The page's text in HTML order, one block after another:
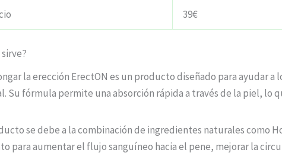
39€
la erección ErectON es un producto diseñado para ayudar
Su fórmula permite una absorción rápida a través de la piel, lo
se debe a la combinación de ingredientes naturales como
para aumentar el flujo sanguíneo hacia el pene, mejorar la